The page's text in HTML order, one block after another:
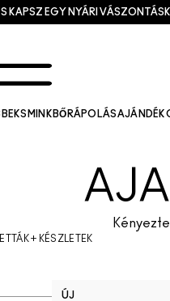
KAPSZ EGY NYÁRI
SMINK BŐRÁPOLÁS
+ KÉSZLETEK
ÚJ